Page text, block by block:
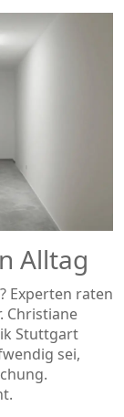
Alltag
Experten raten
Christiane
Stuttgart
sei,